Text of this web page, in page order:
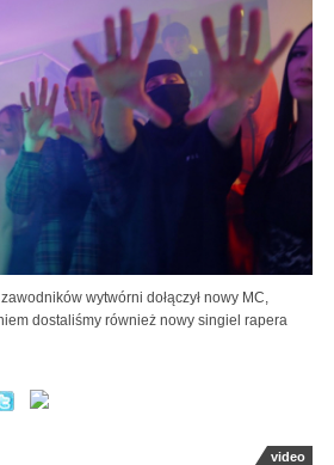
wytwórni dołączył nowy MC,
dostaliśmy również nowy singiel rapera
video